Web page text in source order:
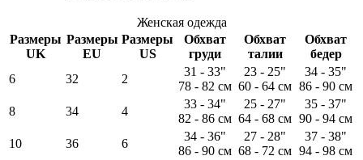
Женская одежда
Размеры
UK
Размеры
EU
Размеры
US
Обхват
груди
Обхват
талии
Обхват
бедер
6
32 2
31 - 33"
78 - 82 см
23 - 25"
60 - 64 см
34 - 35"
86 - 90 см
8
34 4
33 - 34"
82 - 86 см
25 - 27"
64 - 68 см
35 - 37"
90 - 94 см
10
36 6
34 - 36"
86 - 90 см
27 - 28"
68 - 72 см
37 - 38"
94 - 98 см